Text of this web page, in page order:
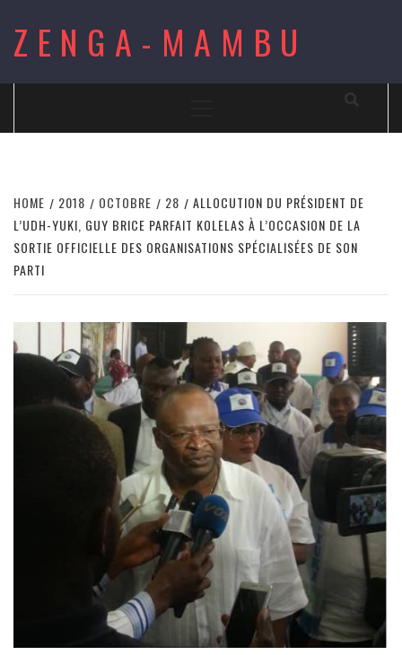
content
ZENGA-MAMBU
HOME 2018 OCTOBRE 28
ALLOCUTION DU PRÉSIDENT DE
L’UDH-YUKI, GUY BRICE PARFAIT KOLELAS À L’OCCASION DE LA
SORTIE OFFICIELLE DES ORGANISATIONS SPÉCIALISÉES DE SON
PARTI